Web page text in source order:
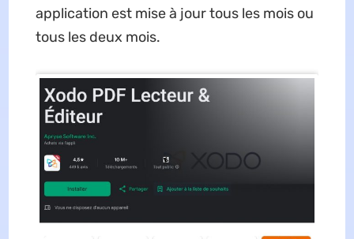
application est mise à jour tous les mois ou
tous les deux mois.